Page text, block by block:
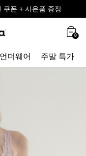
스
쿠폰 + 사은품 증정
스
0
언더웨어 주말 특가